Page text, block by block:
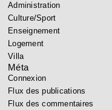
Administration
Culture/Sport
Enseignement
Logement
Villa
Méta
Connexion
Flux des publications
Flux des commentaires